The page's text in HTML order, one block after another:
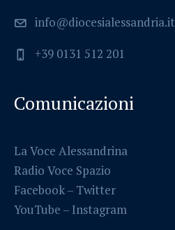
info@diocesialessandria.it
+39 0131 512 201
Comunicazioni
La Voce Alessandrina
Radio Voce Spazio
Facebook– Twitter
YouTube – Instagram